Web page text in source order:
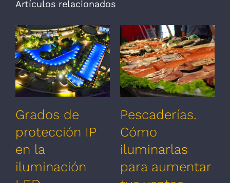
Artículos relacionados
Grados de
protección IP
en la
iluminación
Pescaderías.
Cómo
iluminarlas
para aumentar